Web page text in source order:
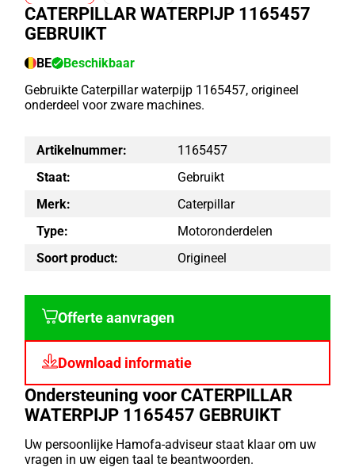
CATERPILLAR WATERPIJP 1165457
GEBRUIKT
BE
Beschikbaar
Gebruikte Caterpillar waterpijp 1165457, origineel
onderdeel voor zware machines.
Artikelnummer:
1165457
Staat:
Gebruikt
Merk:
Caterpillar
Type:
Motoronderdelen
Soort product:
Origineel
Offerte aanvragen
Download informatie
Ondersteuning voor CATERPILLAR
WATERPIJP 1165457 GEBRUIKT
Uw persoonlijke Hamofa-adviseur staat klaar om uw
vragen in uw eigen taal te beantwoorden.